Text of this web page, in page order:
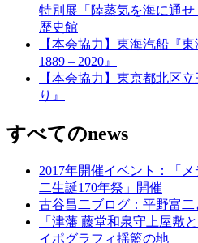
特別展「陸蒸気を海に通
歴史館
【本会協力】東海汽船『
1889 – 2020』
【本会協力】東京都北区
り』
すべてのnews
2017年開催イベント：「
二生誕170年祭」開催
古谷昌二ブログ：平野富
「津藩 藤堂和泉守上屋敷
イポグラフィ揺籃の地